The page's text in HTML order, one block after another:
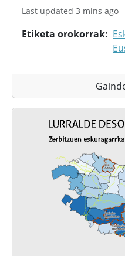
Last updated 3 mins ago
Etiketa orokorrak